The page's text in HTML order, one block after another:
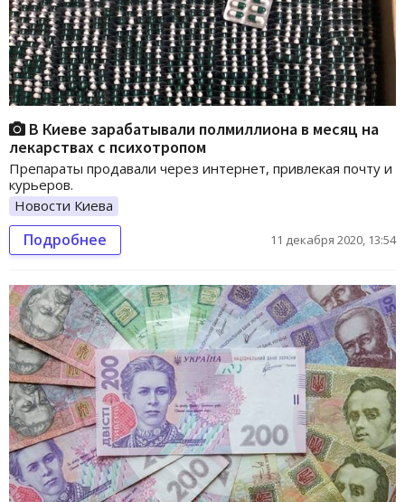
В Киеве зарабатывали полмиллиона в месяц на
лекарствах с психотропом
Препараты продавали через интернет, привлекая почту и
курьеров.
Новости Киева
Подробнее 11 декабря 2020, 13:54